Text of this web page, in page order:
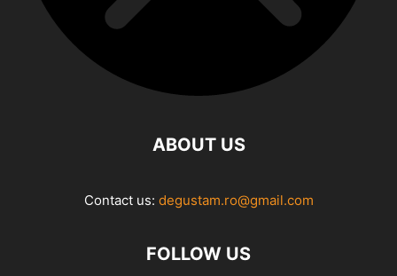
ABOUT US
Contact us: degustam.ro@gmail.com
FOLLOW US